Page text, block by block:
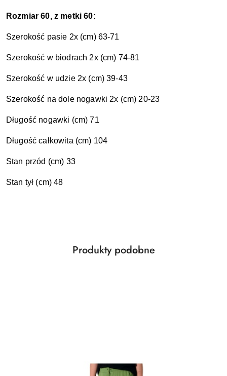
Rozmiar 60, z metki 60:
Szerokość pasie 2x (cm) 63-71
Szerokość w biodrach 2x (cm) 74-81
Szerokość w udzie 2x (cm) 39-43
Szerokość na dole nogawki 2x (cm) 20-23
Długość nogawki (cm) 71
Długość całkowita (cm) 104
Stan przód (cm) 33
Stan tył (cm) 48
Pomiń karuzelę produktów
Produkty
Produkty podobne